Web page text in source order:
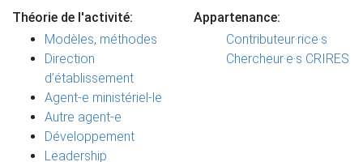
Théorie de l'activité:
Modèles, méthodes
Direction
d’établissement
Agent-e ministériel-le
Autre agent-e
Développement
Leadership
Appartenance:
Contributeur·rice·s
Chercheur·e·s CRIRES